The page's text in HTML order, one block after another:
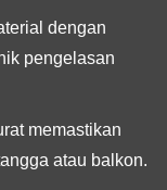
dengan
pengelasan
memastikan
atau balkon.